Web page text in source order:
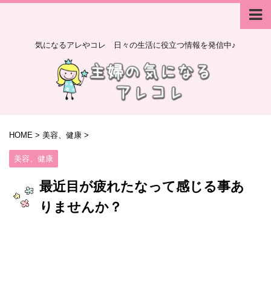
気になるアレやコレ 日々の生活に役立つ情報を発信中♪
HOME > 美容、健康 >
美容、健康
最近目が疲れたなって感じる事あ
りませんか？